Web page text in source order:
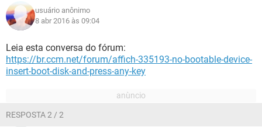
usuário anônimo
8 abr 2016 às 09:04
Leia esta conversa do fórum:
https://br.ccm.net/forum/affich-335193-no-bootable-device-
insert-boot-disk-and-press-any-key
RESPOSTA 2 / 2